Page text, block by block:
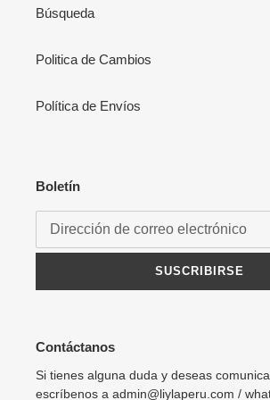
Búsqueda
Politica de Cambios
Política de Envíos
Boletín
SUSCRIBIRSE
Contáctanos
Si tienes alguna duda y deseas
escríbenos a admin@liylaperu.com /